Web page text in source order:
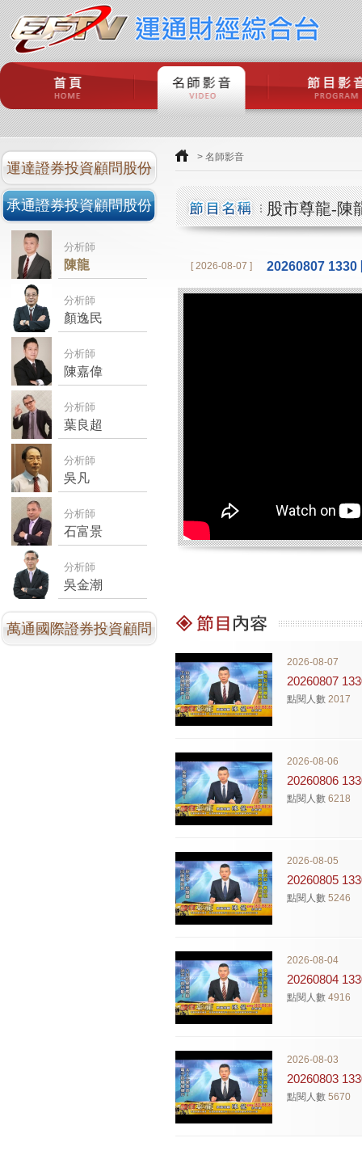
運達證券投資顧問股份
有限公司
承通證券投資顧問股份
有限公司
分析師
陳龍
分析師
顏逸民
分析師
陳嘉偉
分析師
葉良超
分析師
吳凡
分析師
石富景
分析師
吳金潮
萬通國際證券投資顧問
> 名師影音
股市尊龍-陳
[ 2026-08-07 ] 20260807 1330
2026-08-07
20260807
點閱人數 2017
2026-08-06
20260806
點閱人數 6218
2026-08-05
20260805
點閱人數 5246
2026-08-04
20260804
點閱人數 4916
2026-08-03
20260803
點閱人數 5670